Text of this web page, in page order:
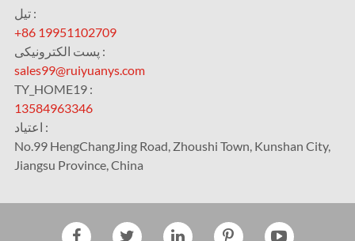
تیل :
+86 19951102709
پست الکترونیکی :
sales99@ruiyuanys.com
TY_HOME19 :
13584963346
اعتیاد :
No.99 HengChangJing Road, Zhoushi Town, Kunshan City,
Jiangsu Province, China